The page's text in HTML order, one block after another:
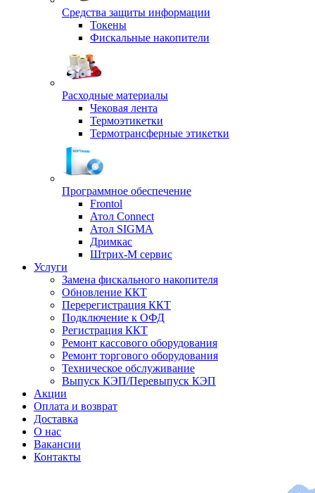
Средства защиты информации
Токены
Фискальные накопители
Расходные материалы
Чековая лента
Термоэтикетки
Термотрансферные этикетки
Программное обеспечение
Frontol
Атол Connect
Атол SIGMA
Дримкас
Штрих-М сервис
Услуги
Замена фискального накопителя
Обновление ККТ
Перерегистрация ККТ
Подключение к ОФД
Регистрация ККТ
Ремонт кассового оборудования
Ремонт торгового оборудования
Техническое обслуживание
Выпуск КЭП/Перевыпуск КЭП
Акции
Оплата и возврат
Доставка
О нас
Вакансии
Контакты